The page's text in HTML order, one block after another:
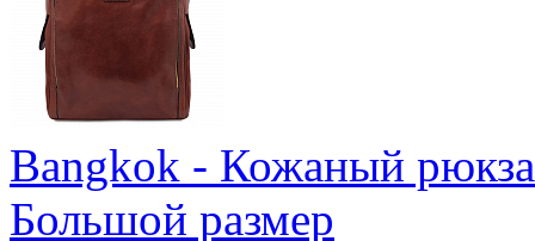
Bangkok - Кожаный
Большой размер